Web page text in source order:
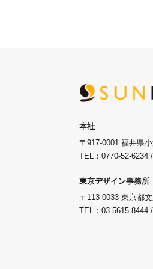
本社
〒917-0001 福井県
TEL：0770-52-6234
東京デザイン事務所
〒113-0033 東京都
TEL：03-5615-8444